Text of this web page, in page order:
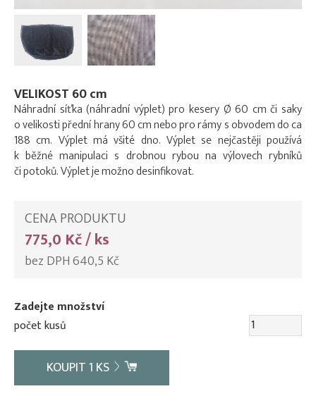
VELIKOST 60 cm
Náhradní síťka (náhradní výplet) pro kesery Ø 60 cm či saky
o velikosti přední hrany 60 cm nebo pro rámy s obvodem do ca
188 cm. Výplet má všité dno. Výplet se nejčastěji používá
k běžné manipulaci s drobnou rybou na výlovech rybníků
či potoků. Výplet je možno desinfikovat.
CENA PRODUKTU
775,0 Kč / ks
bez DPH 640,5 Kč
Zadejte množství
počet kusů
KOUPIT1 KS